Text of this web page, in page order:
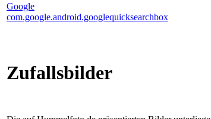
Google
com.google.android.googlequicksearchbox
Zufallsbilder